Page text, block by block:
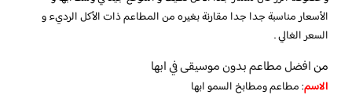
الأسعار مناسبة جدا جدا مقارنة بغيره من المطاعم ذات الأكل الرديء و
السعر الغالي .
منافضل مطاعم بدون موسيقى في ابها
الاسم: مطاعم ومطابخ السمو ابها